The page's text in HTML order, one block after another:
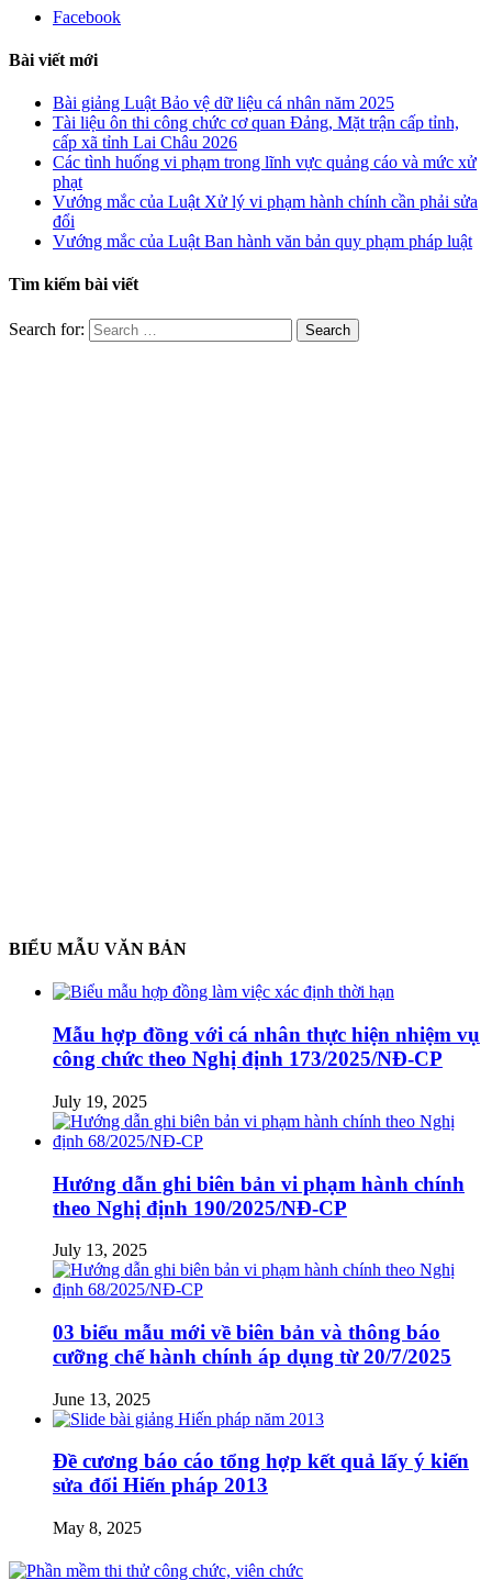
Facebook
Bài viết mới
Bài giảng Luật Bảo vệ dữ liệu cá nhân năm 2025
Tài liệu ôn thi công chức cơ quan Đảng, Mặt trận cấp tỉnh,
cấp xã tỉnh Lai Châu 2026
Các tình huống vi phạm trong lĩnh vực quảng cáo và mức xử
phạt
Vướng mắc của Luật Xử lý vi phạm hành chính cần phải sửa
đổi
Vướng mắc của Luật Ban hành văn bản quy phạm pháp luật
Tìm kiếm bài viết
Search for:
BIỂU MẪU VĂN BẢN
Mẫu hợp đồng với cá nhân thực hiện nhiệm vụ
công chức theo Nghị định 173/2025/NĐ-CP
July 19, 2025
Hướng dẫn ghi biên bản vi phạm hành chính
theo Nghị định 190/2025/NĐ-CP
July 13, 2025
03 biểu mẫu mới về biên bản và thông báo
cưỡng chế hành chính áp dụng từ 20/7/2025
June 13, 2025
Đề cương báo cáo tổng hợp kết quả lấy ý kiến
sửa đổi Hiến pháp 2013
May 8, 2025